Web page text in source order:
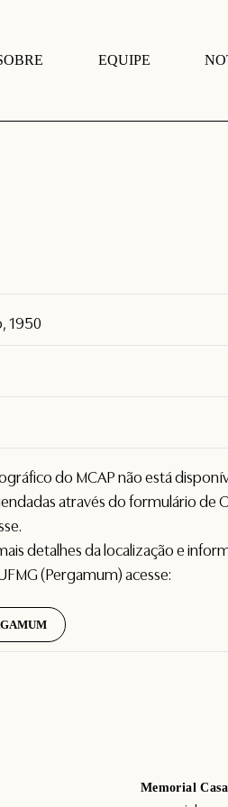
EQUIPE
1950
do MCAP não está
através do formulário de
detalhes da localização e
(Pergamum) acesse:
Memorial